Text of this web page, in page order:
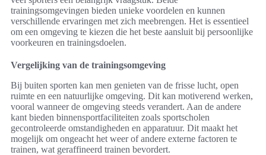
trainingsomgevingen bieden unieke voordelen en kunnen
verschillende ervaringen met zich meebrengen. Het is essentieel
om een omgeving te kiezen die het beste aansluit bij persoonlijke
voorkeuren en trainingsdoelen.
Vergelijking van de trainingsomgeving
Bij buiten sporten kan men genieten van de frisse lucht, open
ruimte en een natuurlijke omgeving. Dit kan motiverend werken,
vooral wanneer de omgeving steeds verandert. Aan de andere
kant bieden binnensportfaciliteiten zoals sportscholen
gecontroleerde omstandigheden en apparatuur. Dit maakt het
mogelijk om ongeacht het weer of andere externe factoren te
trainen, wat geraffineerd trainen bevordert.